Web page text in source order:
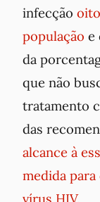
infecção
população e
da
que não
tratamento
das
alcance à
medida
vírus HIV.